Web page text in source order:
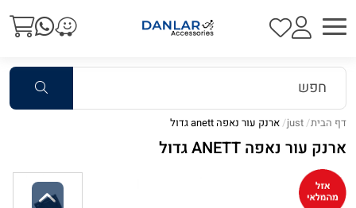
דף הבית just ארנק עור נאפה anett גדול
ארנק עור נאפה ANETT גדול